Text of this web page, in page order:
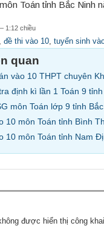
1:12 chiều
,đề thi vào 10,tuyển sinh
quan
vào 10 THPT chuyên
định kì lần 1 Toán 9
môn Toán lớp 9 tỉnh
10 môn Toán tỉnh Bình
10 môn Toán tỉnh Nam
được hiển thị công